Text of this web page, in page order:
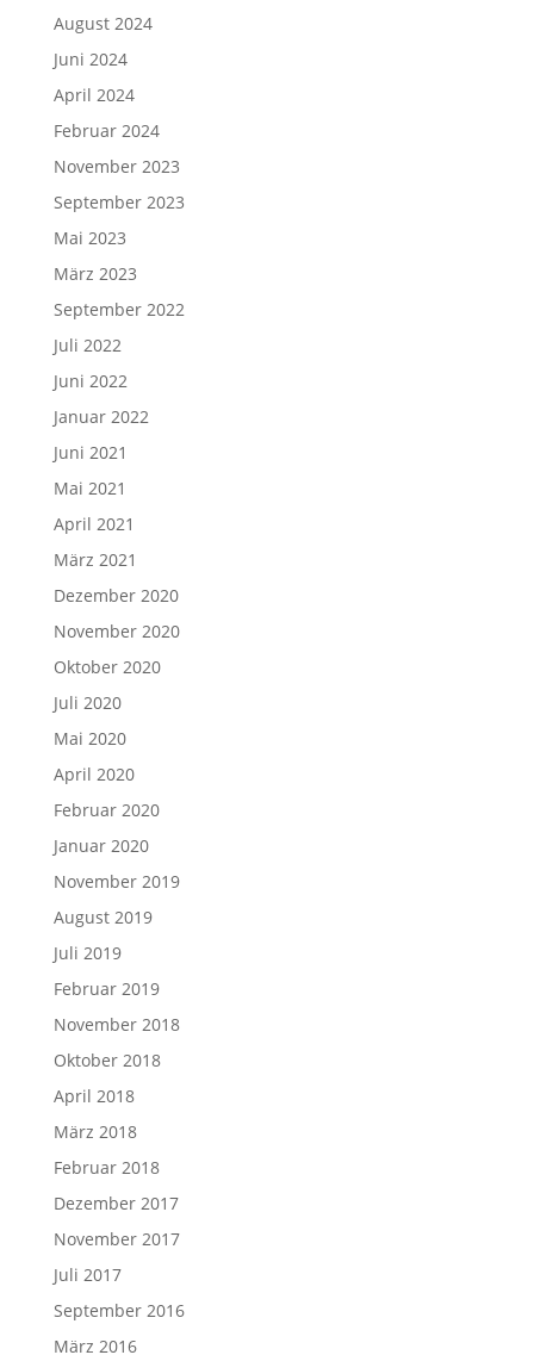
August 2024
Juni 2024
April 2024
Februar 2024
November 2023
September 2023
Mai 2023
März 2023
September 2022
Juli 2022
Juni 2022
Januar 2022
Juni 2021
Mai 2021
April 2021
März 2021
Dezember 2020
November 2020
Oktober 2020
Juli 2020
Mai 2020
April 2020
Februar 2020
Januar 2020
November 2019
August 2019
Juli 2019
Februar 2019
November 2018
Oktober 2018
April 2018
März 2018
Februar 2018
Dezember 2017
November 2017
Juli 2017
September 2016
März 2016